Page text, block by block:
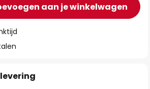
aan je winkelwagen